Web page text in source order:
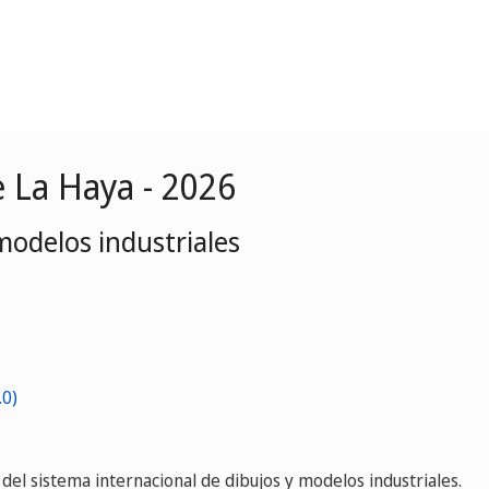
Haya - 2026
industriales
sistema internacional de dibujos y modelos industriales.